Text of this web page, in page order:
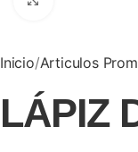
Inicio Articulos
LÁPIZ